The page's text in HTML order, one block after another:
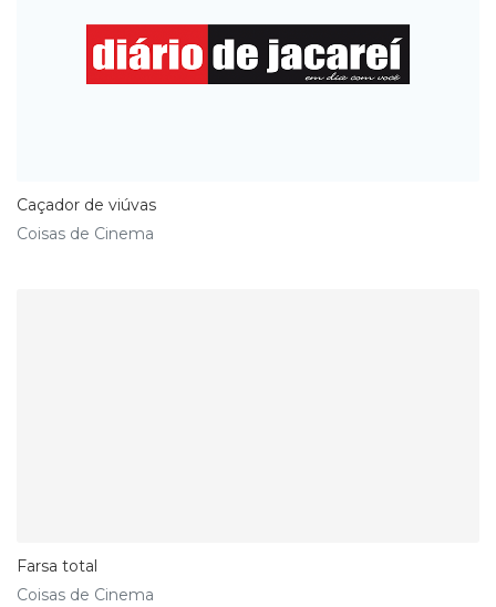
Caçador de viúvas
Coisas de Cinema
Farsa total
Coisas de Cinema